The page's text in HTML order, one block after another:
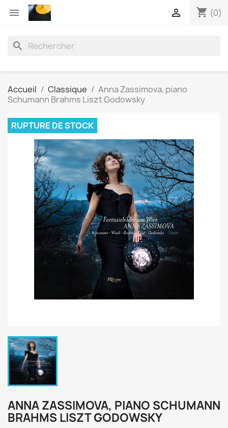
 shopping_cart (0)

search
Accueil Classique
Anna Zassimova, piano
Schumann Brahms Liszt Godowsky
RUPTURE DE STOCK
ANNA ZASSIMOVA, PIANO SCHUMANN
BRAHMS LISZT GODOWSKY